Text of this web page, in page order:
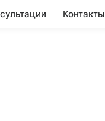
Контакты